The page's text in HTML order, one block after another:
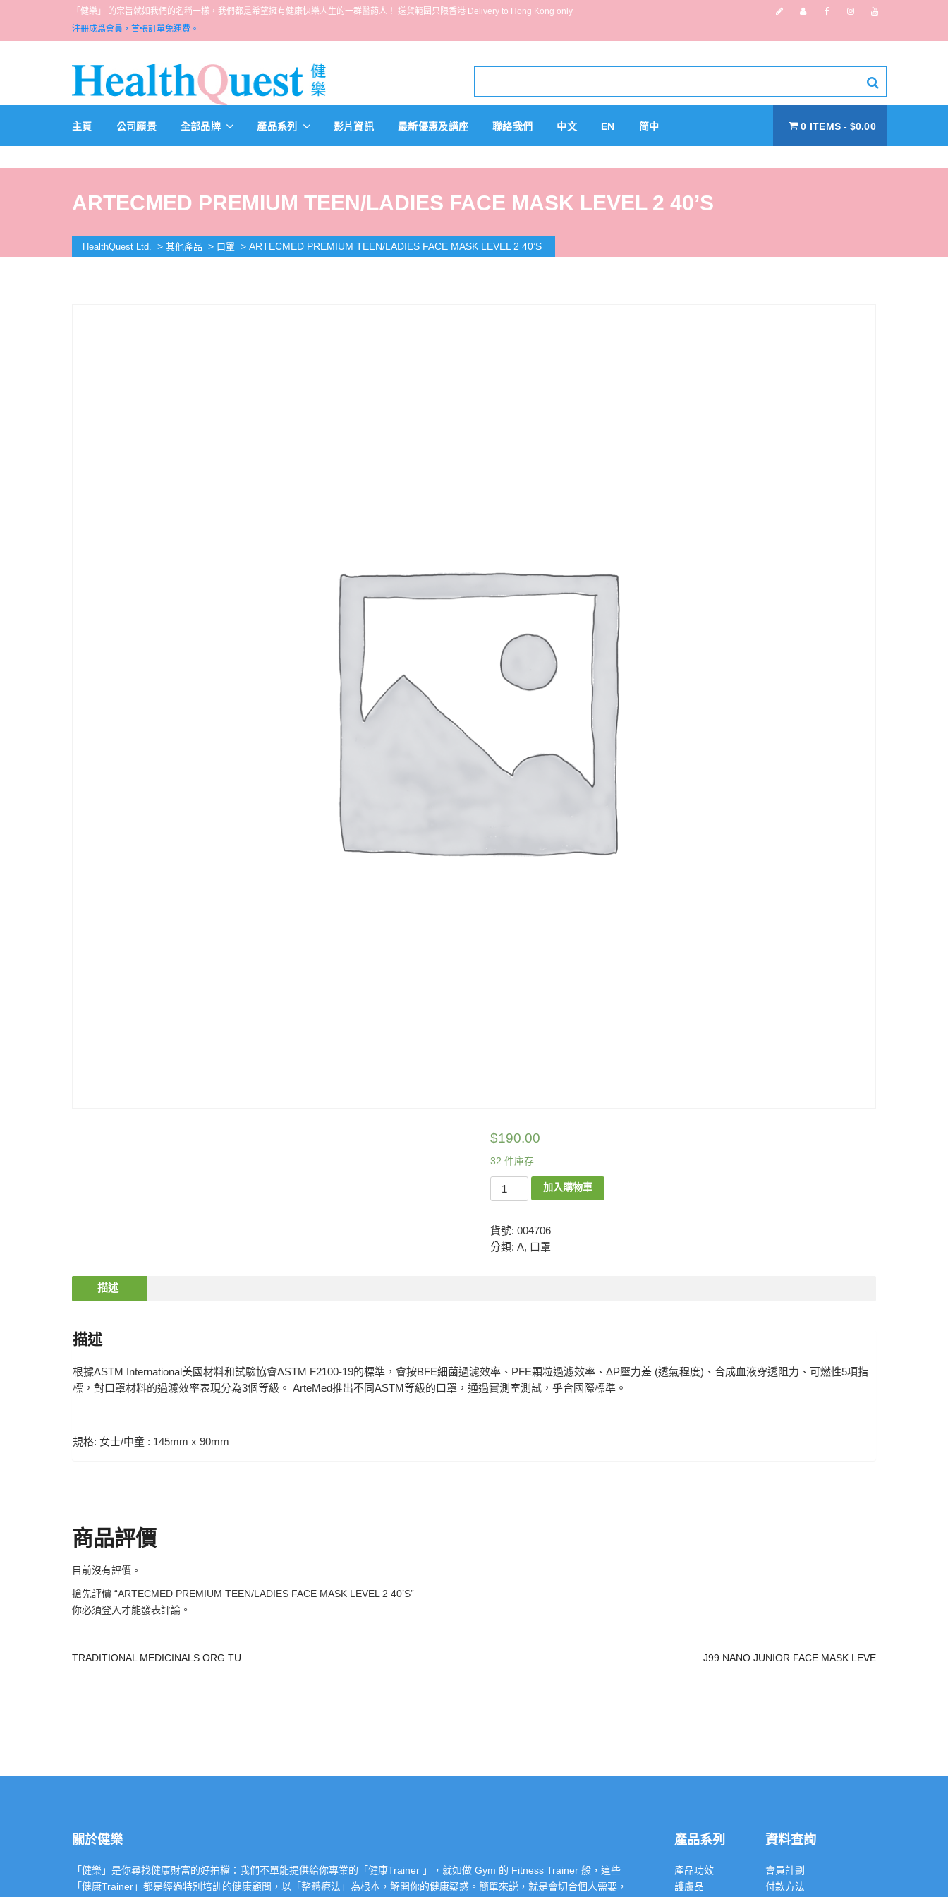
「健樂」 的宗旨就如我們的名稱一樣，我們都是希望擁有健康快樂人生的一群醫葯人！ 送貨範圍只限香港 Delivery to Hong Kong only
注冊成爲會員，首張訂單免運費。
主頁 公司願景 全部品牌 產品系列 影片資訊 最新優惠及講座 聯絡我們 中文 EN 简中 0 ITEMS $0.00
ARTECMED PREMIUM TEEN/LADIES FACE MASK LEVEL 2 40’S
HealthQuest Ltd. > 其他產品 > 口罩 > ARTECMED PREMIUM TEEN/LADIES FACE MASK LEVEL 2 40’S
$190.00
32 件庫存
加入購物車
貨號: 004706
分類: A, 口罩
描述
描述
根據ASTM International美國材料和試驗協會ASTM F2100-19的標準，會按BFE細菌過濾效率、PFE顆粒過濾效率、ΔP壓力差 (透氣程度)、合成血液穿透阻力、可燃性5項指
標，對口罩材料的過濾效率表現分為3個等級。 ArteMed推出不同ASTM等級的口罩，通過實測室測試，乎合國際標準。
規格: 女士/中童 : 145mm x 90mm
商品評價
目前沒有評價。
搶先評價 “ARTECMED PREMIUM TEEN/LADIES FACE MASK LEVEL 2 40’S”
你必須登入 才能發表評論。
TRADITIONAL MEDICINALS ORG TU J99 NANO JUNIOR FACE MASK LEVE
關於健樂
「健樂」是你尋找健康財富的好拍檔：我們不單能提供給你專業的「健康Trainer 」，就如做 Gym 的 Fitness Trainer 般，這些
「健康Trainer」都是經過特別培訓的健康顧問，以「整體療法」為根本，解開你的健康疑惑。簡單來説，就是會切合個人需要，
產品系列
產品功效
護膚品
資料查詢
會員計劃
付款方法